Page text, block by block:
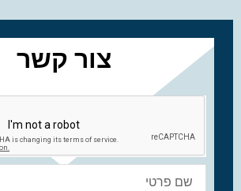
צור קשר